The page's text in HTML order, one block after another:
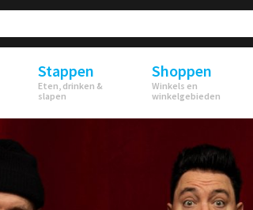
Stappen
Eten, drinken &
slapen
Shoppen
Winkels en
winkelgebieden